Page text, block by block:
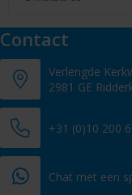
Contact
Verlengde
2981 GE
+31 (0)10 200
Chat met een